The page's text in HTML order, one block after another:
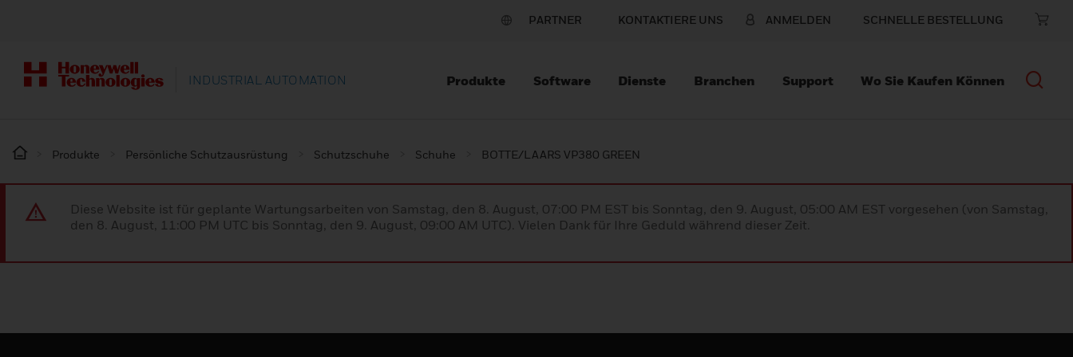
PARTNER KONTAKTIERE UNS ANMELDEN SCHNELLE BESTELLUNG
INDUSTRIAL AUTOMATION Produkte Software Dienste Branchen Support Wo Sie Kaufen Können
Produkte Persönliche Schutzausrüstung Schutzschuhe Schuhe BOTTE/LAARS VP380 GREEN
Diese Website ist für geplante Wartungsarbeiten von Samstag, den 8. August, 07:00 PM EST bis Sonntag, den 9. August, 05:00 AM EST vorgesehen (von Samstag,
den 8. August, 11:00 PM UTC bis Sonntag, den 9. August, 09:00 AM UTC). Vielen Dank für Ihre Geduld während dieser Zeit.